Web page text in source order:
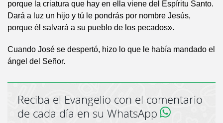
porque la criatura que hay en ella viene del Espíritu Santo.
Dará a luz un hijo y tú le pondrás por nombre Jesús,
porque él salvará a su pueblo de los pecados».
Cuando José se despertó, hizo lo que le había mandado el
ángel del Señor.
Reciba el Evangelio con el comentario
de cada día en su WhatsApp